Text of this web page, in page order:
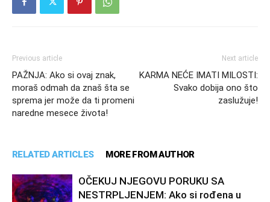
Previous article
PAŽNJA: Ako si ovaj znak,
moraš odmah da znaš šta se
sprema jer može da ti promeni
naredne mesece života!
Next article
KARMA NEĆE IMATI MILOSTI:
Svako dobija ono što
zaslužuje!
RELATED ARTICLES MORE FROM AUTHOR
OČEKUJ NJEGOVU PORUKU SA
NESTRPLJENJEM: Ako si rođena u